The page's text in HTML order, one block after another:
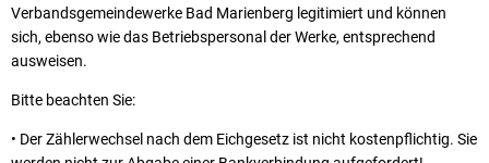
Verbandsgemeindewerke Bad Marienberg legitimiert und können
sich, ebenso wie das Betriebspersonal der Werke, entsprechend
ausweisen.
Bitte beachten Sie:
• Der Zählerwechsel nach dem Eichgesetz ist nicht kostenpflichtig. Sie